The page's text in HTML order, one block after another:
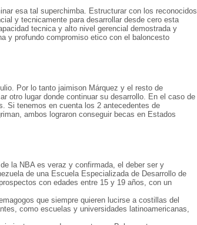
esa tal superchimba. Estructurar con los reconocidos
y tecnicamente para desarrollar desde cero esta
tecnica y alto nivel gerencial demostrada y
y profundo compromiso etico con el baloncesto
Por lo tanto jaimison Márquez y el resto de
otro lugar donde continuar su desarrollo. En el caso de
Si tenemos en cuenta los 2 antecedentes de
ambos lograron conseguir becas en Estados
la NBA es veraz y confirmada, el deber ser y
de una Escuela Especializada de Desarrollo de
con edades entre 15 y 19 años, con un
que siempre quieren lucirse a costillas del
como escuelas y universidades latinoamericanas,